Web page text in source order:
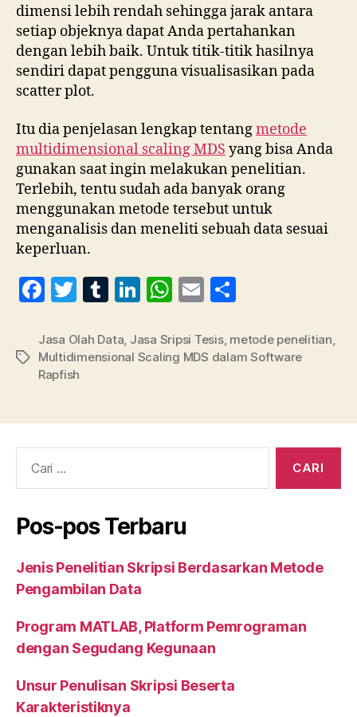
dimensi lebih rendah sehingga jarak antara
setiap objeknya dapat Anda pertahankan
dengan lebih baik. Untuk titik-titik hasilnya
sendiri dapat pengguna visualisasikan pada
scatter plot.
Itu dia penjelasan lengkap tentangmetode
multidimensional scaling MDS yang bisa Anda
gunakan saat ingin melakukan penelitian.
Terlebih, tentu sudah ada banyak orang
menggunakan metode tersebut untuk
menganalisis dan meneliti sebuah data sesuai
keperluan.
F
c
e
b
o
o
k
T
itt
er
T
m
bl
Li
k
e
n
W
at
s
p
p
E
ai
l
a
re
Tag
Jasa Olah Data, Jasa Sripsi Tesis, metode penelitian,
Multidimensional Scaling MDS dalam Software
Rapfish
Pos-pos Terbaru
Jenis Penelitian Skripsi Berdasarkan Metode
Pengambilan Data
Program MATLAB, Platform Pemrograman
dengan Segudang Kegunaan
Unsur Penulisan Skripsi Beserta
Karakteristiknya